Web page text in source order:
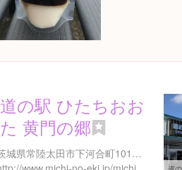
道の駅 ひたちおお
た 黄門の郷
茨城県常陸太田市下河合町1016番１